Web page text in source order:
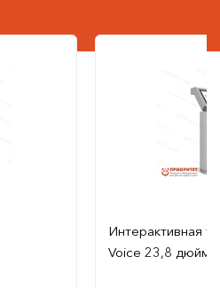
Интерактивная
Voice 23,8